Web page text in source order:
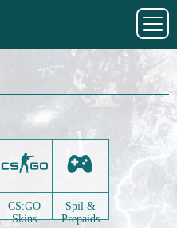
CS:GO
Skins
Spil &
Prepaids